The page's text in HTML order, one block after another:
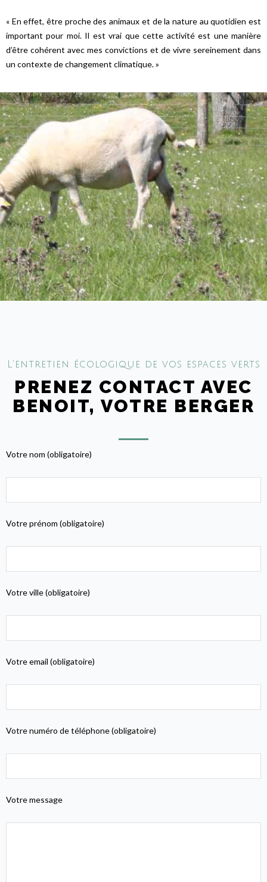
« En effet, être proche des animaux et de la nature au quotidien est
important pour moi. Il est vrai que cette activité est une manière
d’être cohérent avec mes convictions et de vivre sereinement dans
un contexte de changement climatique. »
L'entretien écologique de vos espaces verts
PRENEZ CONTACT AVEC
BENOIT, VOTRE BERGER
Votre nom (obligatoire)
Votre prénom (obligatoire)
Votre ville (obligatoire)
Votre email (obligatoire)
Votre numéro de téléphone (obligatoire)
Votre message